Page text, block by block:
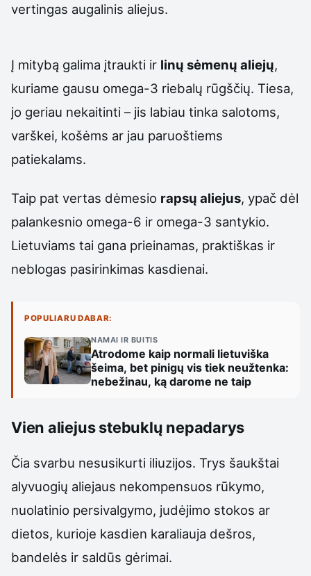
vertingas augalinis aliejus.
Į mitybą galima įtraukti ir linų sėmenų aliejų,
kuriame gausu omega-3 riebalų rūgščių. Tiesa,
jo geriau nekaitinti – jis labiau tinka salotoms,
varškei, košėms ar jau paruoštiems
patiekalams.
Taip pat vertas dėmesio rapsų aliejus, ypač dėl
palankesnio omega-6 ir omega-3 santykio.
Lietuviams tai gana prieinamas, praktiškas ir
neblogas pasirinkimas kasdienai.
POPULIARU DABAR:
NAMAI IR BUITIS
Atrodome kaip normali lietuviška
šeima, bet pinigų vis tiek neužtenka:
nebežinau, ką darome ne taip
Vien aliejus stebuklų nepadarys
Čia svarbu nesusikurti iliuzijos. Trys šaukštai
alyvuogių aliejaus nekompensuos rūkymo,
nuolatinio persivalgymo, judėjimo stokos ar
dietos, kurioje kasdien karaliauja dešros,
bandelės ir saldūs gėrimai.